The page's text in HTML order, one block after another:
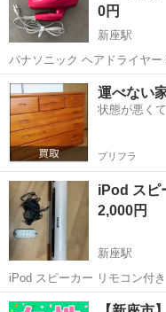
0円
新座駅
パナソニック ヘアドライヤー 数年使いました。 電源を入れると、コ
ードの角度によっては風が出
ーブル接続口あたりから発煙
的な使用はなさらず、修理前
埼玉 新座市 新座駅
運べない
状態が悪く
プリフラ
iPod スピ
2,000円
新座駅
iPod スピーカー リモコン付き
埼玉 新座市 新座駅